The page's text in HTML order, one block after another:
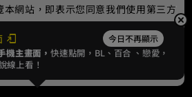
Digital Entertainment Co., Ltd.
今日不再顯示
機主畫面，快速點開，BL、 百合 、戀愛，
線上看！
網站，即表示您同意我們使用第三方
請見隱私權政策。
我同意